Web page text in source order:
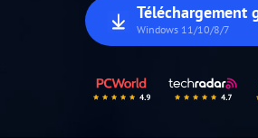
Téléchargement
Windows 11/10/8/7